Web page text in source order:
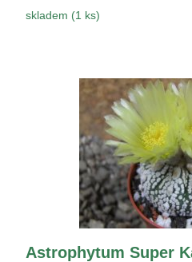
skladem (1 ks)
Astrophytum Super